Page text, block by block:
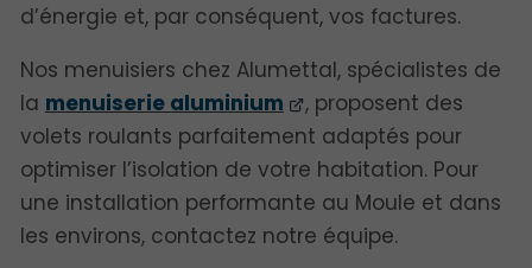
d’énergie et, par conséquent, vos factures.
Nos menuisiers chez Alumettal, spécialistes de
la menuiserie aluminium
, proposent des
volets roulants parfaitement adaptés pour
optimiser l’isolation de votre habitation. Pour
une installation performante au Moule et dans
les environs, contactez notre équipe.